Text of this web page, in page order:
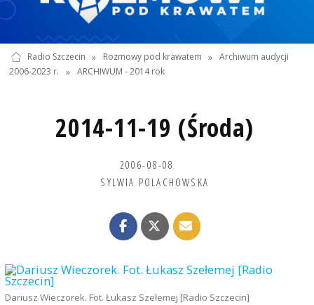
Radio Szczecin » Rozmowy pod krawatem » Archiwum audycji
2006-2023 r.
» ARCHIWUM - 2014 rok
2014-11-19 (Środa)
2006-08-08
SYLWIA POLACHOWSKA
Dariusz Wieczorek. Fot. Łukasz Szełemej [Radio Szczecin]